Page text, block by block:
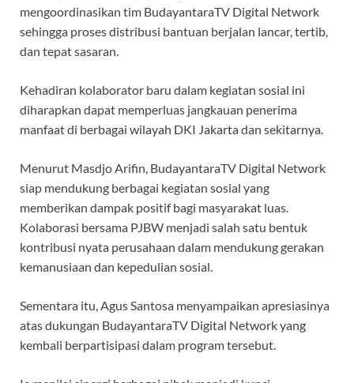
mengoordinasikan tim BudayantaraTV Digital Network
sehingga proses distribusi bantuan berjalan lancar, tertib,
dan tepat sasaran.
Kehadiran kolaborator baru dalam kegiatan sosial ini
diharapkan dapat memperluas jangkauan penerima
manfaat di berbagai wilayah DKI Jakarta dan sekitarnya.
Menurut Masdjo Arifin, BudayantaraTV Digital Network
siap mendukung berbagai kegiatan sosial yang
memberikan dampak positif bagi masyarakat luas.
Kolaborasi bersama PJBW menjadi salah satu bentuk
kontribusi nyata perusahaan dalam mendukung gerakan
kemanusiaan dan kepedulian sosial.
Sementara itu, Agus Santosa menyampaikan apresiasinya
atas dukungan BudayantaraTV Digital Network yang
kembali berpartisipasi dalam program tersebut.